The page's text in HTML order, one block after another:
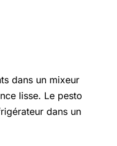
dans un mixeur
lisse. Le pesto
dans un